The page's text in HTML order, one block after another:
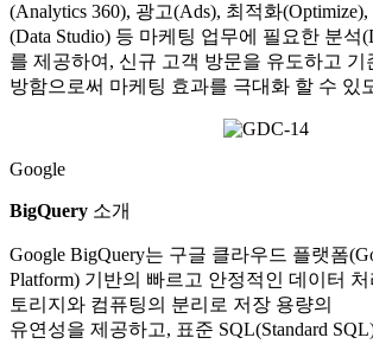
(Analytics 360), 광고(Ads), 최적화
(Data Studio) 등 마케팅 업무에 필요한 분석
를 제공하여, 신규 고객 방문을 유도하고 기
방함으로써 마케팅 효과를 극대화 할 수 있
Google
BigQuery 소개
Google BigQuery는 구글 클라우드 플랫폼
Platform) 기반의 빠르고 안정적인 데이터
토리지와 컴퓨팅의 분리로 저장 용량의
유연성을 제공하고, 표준 SQL(Standard